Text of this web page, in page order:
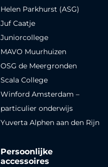
Helen Parkhurst (ASG)
Juf Caatje
Juniorcollege
MAVO Muurhuizen
OSG de Meergronden
Scala College
Winford Amsterdam –
particulier onderwijs
Yuverta Alphen aan den Rijn
Persoonlijke
accessoires